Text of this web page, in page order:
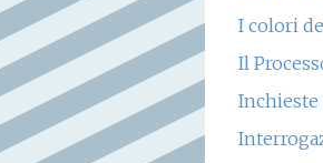
I colori
Il
Inchieste